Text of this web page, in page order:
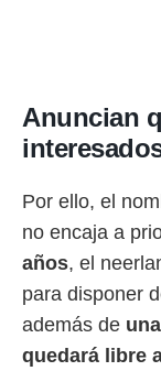
crear un
uso de
contenido
de la
el
de
de
Anuncian
Por ello, el
no encaja a
años, el
para disponer
además de
quedará libre